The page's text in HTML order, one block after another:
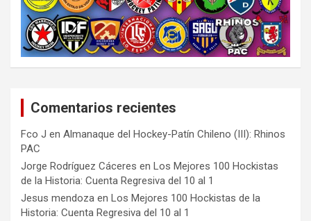
Comentarios recientes
Fco J en Almanaque del Hockey-Patín Chileno (III): Rhinos
PAC
Jorge Rodríguez Cáceres en Los Mejores 100 Hockistas
de la Historia: Cuenta Regresiva del 10 al 1
Jesus mendoza en Los Mejores 100 Hockistas de la
Historia: Cuenta Regresiva del 10 al 1